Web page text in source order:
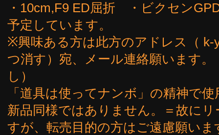
・10cm,F9 ED屈折 ・ビクセン
予定しています。
※興味ある方は此方のアドレス（ k-
つ消す）宛、メール連絡願います
し）
「道具は使ってナンボ」の精神で
新品同様ではありません。＝故に
すが、転売目的の方はご遠慮願いま